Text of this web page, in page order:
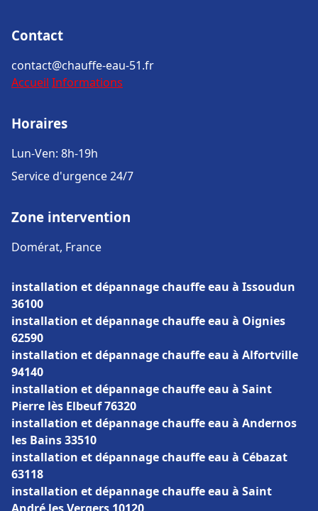
Contact
contact@chauffe-eau-51.fr
Accueil Informations
Horaires
Lun-Ven: 8h-19h
Service d'urgence 24/7
Zone intervention
Domérat, France
installation et dépannage chauffe eau à Issoudun
36100
installation et dépannage chauffe eau à Oignies
62590
installation et dépannage chauffe eau à Alfortville
94140
installation et dépannage chauffe eau à Saint
Pierre lès Elbeuf 76320
installation et dépannage chauffe eau à Andernos
les Bains 33510
installation et dépannage chauffe eau à Cébazat
63118
installation et dépannage chauffe eau à Saint